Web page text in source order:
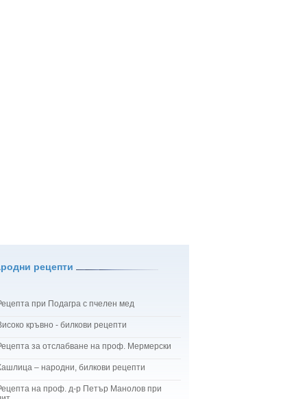
рецепти
при Подагра с пчелен мед
кръвно - билкови рецепти
за отслабване на проф. Мермерски
– народни, билкови рецепти
на проф. д-р Петър Манолов при